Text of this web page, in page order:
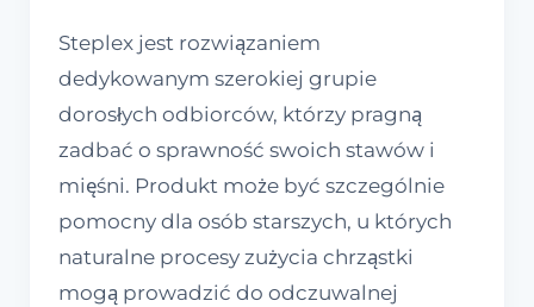
Steplex jest rozwiązaniem
dedykowanym szerokiej grupie
dorosłych odbiorców, którzy pragną
zadbać o sprawność swoich stawów i
mięśni. Produkt może być szczególnie
pomocny dla osób starszych, u których
naturalne procesy zużycia chrząstki
mogą prowadzić do odczuwalnej